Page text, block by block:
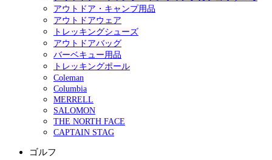
アウトドア・キャンプ用品
アウトドアウェア
トレッキングシューズ
アウトドアバッグ
バーベキュー用品
トレッキングポール
Coleman
Columbia
MERRELL
SALOMON
THE NORTH FACE
CAPTAIN STAG
ゴルフ